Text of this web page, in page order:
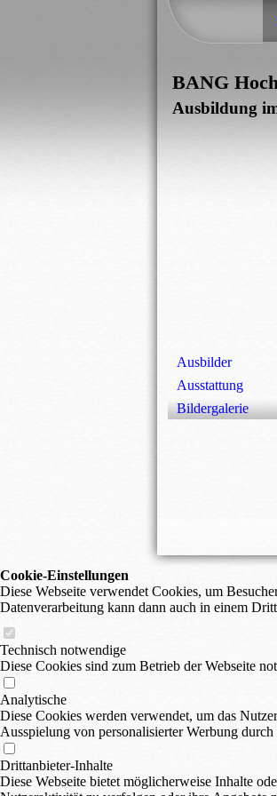
BANG
Ausbildung
Ausbilder
Ausstattung
Bildergalerie
Cookie-Einstellungen
Diese Webseite verwendet Cookies, um
Datenverarbeitung kann dann auch in einem
Technisch notwendige
Diese Cookies sind zum Betrieb der Webseite
Analytische
Diese Cookies werden verwendet, um das
Ausspielung von personalisierter Werbung
Drittanbieter-Inhalte
Diese Webseite bietet möglicherweise Inhalte